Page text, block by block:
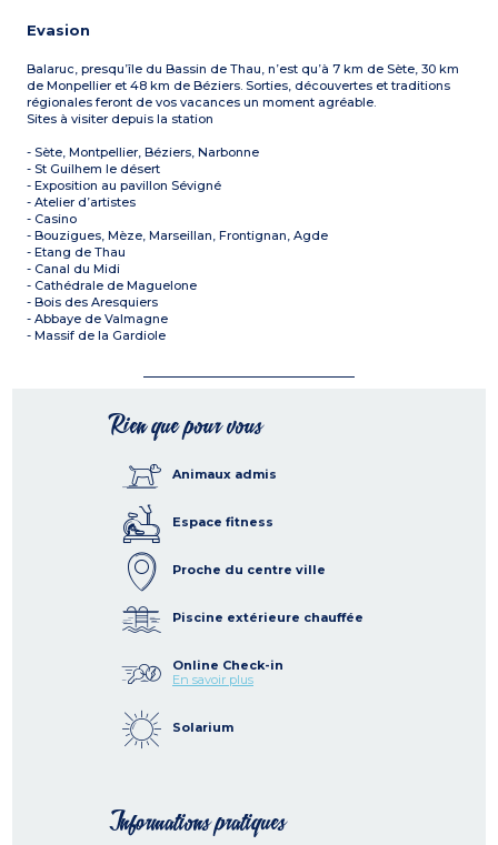
Evasion
Balaruc, presqu’île du Bassin de Thau, n’est qu’à 7 km de Sète, 30 km
de Monpellier et 48 km de Béziers. Sorties, découvertes et traditions
régionales feront de vos vacances un moment agréable.
Sites à visiter depuis la station
- Sète, Montpellier, Béziers, Narbonne
- St Guilhem le désert
- Exposition au pavillon Sévigné
- Atelier d’artistes
- Casino
- Bouzigues, Mèze, Marseillan, Frontignan, Agde
- Etang de Thau
- Canal du Midi
- Cathédrale de Maguelone
- Bois des Aresquiers
- Abbaye de Valmagne
- Massif de la Gardiole
Rien que pour vous
Animaux admis
Espace fitness
Proche du centre ville
Piscine extérieure chauffée
Online Check-in
En savoir plus
Solarium
Informations pratiques